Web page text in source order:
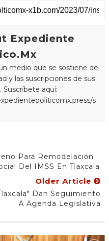
Expediente
medio que se sostiene de
y las suscripciones de sus
Suscríbete aquí:
s
Para Remodelación
Del IMSS En Tlaxcala
Older Article
Dan Seguimiento
A Agenda Legislativa